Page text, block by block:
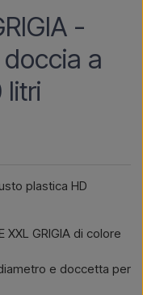
-
a
litri
plastica HD
XXL GRIGIA di colore
e doccetta per